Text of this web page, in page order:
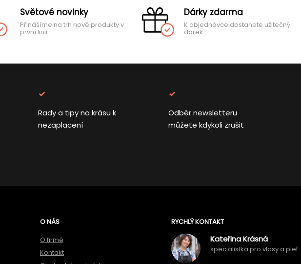
Světové novinky
Přinášíme na trh nové produkty v
první linii
Dárky zdarma
K objednávce dostanete užitečný
dárek
Rady a tipy na krásu k
nezaplacení
Odběr newsletteru
můžete kdykoli zrušit
O NÁS
O firmě
Kontakt
RYCHLÝ KONTAKT
Kateřina Krásná
specialistka pro vlasy a pleť